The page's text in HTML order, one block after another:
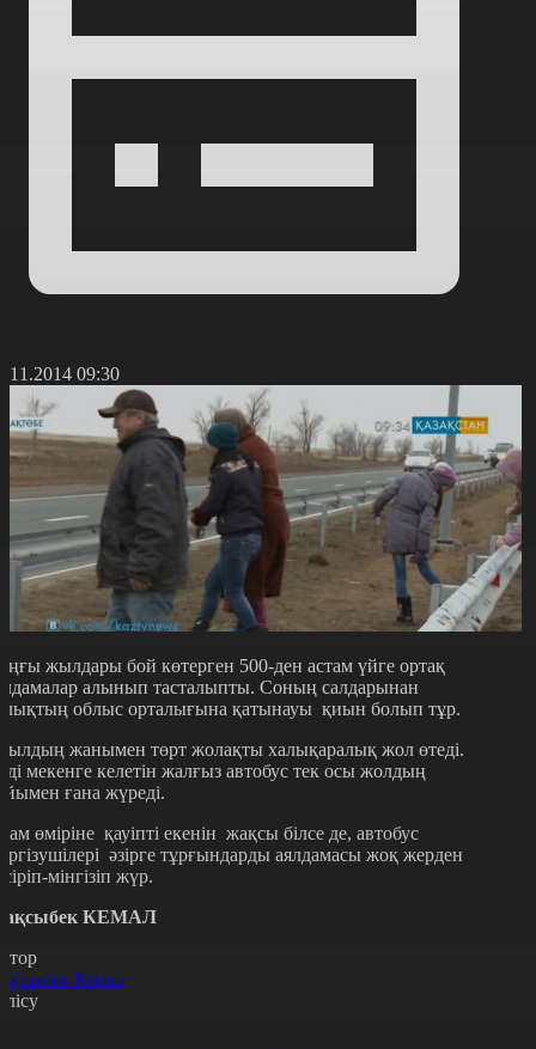
09:30
жылдары бой көтерген 500-ден астам үйге ортақ
алынып тасталыпты. Соның салдарынан
облыс орталығына қатынауы қиын болып тұр.
жанымен төрт жолақты халықаралық жол өтеді.
мекенге келетін жалғыз автобус тек осы жолдың
ғана жүреді.
өміріне қауіпті екенін жақсы білсе де, автобус
әзірге тұрғындарды аялдамасы жоқ жерден
мінгізіп жүр.
КЕМАЛ
Кемал